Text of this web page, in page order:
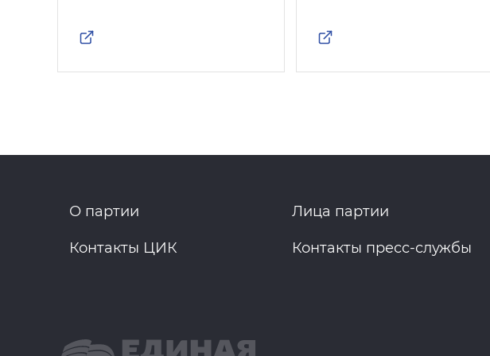
О партии Лица партии
Контакты ЦИК Контакты пресс-службы